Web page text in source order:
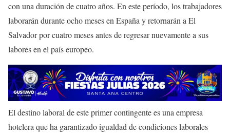
con una duración de cuatro años. En este período, los trabajadores
laborarán durante ocho meses en España y retornarán a El
Salvador por cuatro meses antes de regresar nuevamente a sus
labores en el país europeo.
El destino laboral de este primer contingente es una empresa
hotelera que ha garantizado igualdad de condiciones laborales